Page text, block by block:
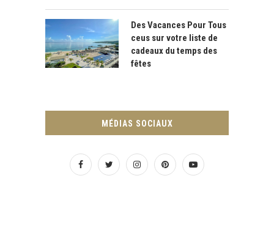
Des Vacances Pour Tous
ceus sur votre liste de
cadeaux du temps des
fêtes
MÉDIAS SOCIAUX